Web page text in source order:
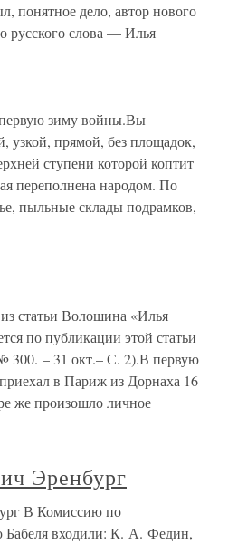
понятное дело, автор нового
русского слова — Илья
зиму войны.Вы
узкой, прямой, без площадок,
ступени которой коптит
переполнена народом. По
пыльные склады подрамков,
статьи Волошина «Илья
по публикации этой статьи
300. – 31 окт.– С. 2).В первую
в Париж из Дорнаха 16
же произошло личное
Эренбург
В Комиссию по
Бабеля входили: К. А. Федин,